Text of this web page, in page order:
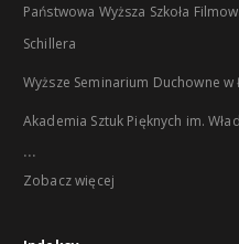
Państwowa Wyższa Szkoła
Schillera
Wyższe Seminarium Duchowne w
Akademia Sztuk Pięknych im.
...
Zobacz więcej